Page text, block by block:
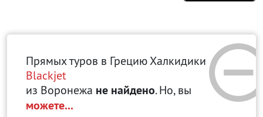
Прямых туров в Грецию Халкидики
Blackjet
из Воронежа не найдено. Но, вы
можете...